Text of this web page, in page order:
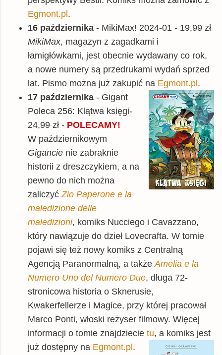
Egmont.pl.
16 października - MikiMax! 2024-01 - 19,99 zł
MikiMax, magazyn z zagadkami i
łamigłówkami, jest obecnie wydawany co rok,
a nowe numery są przedrukami wydań sprzed
lat. Pismo można już zakupić na Egmont.pl.
17 października - Gigant
Poleca 256: Klątwa księgi-
24,99 zł - POLECAMY!
W październikowym
Gigancie nie zabraknie
historii z dreszczykiem, a na
pewno do nich można
zaliczyć Zio Paperone e la
maledizione delle
maledizioni, komiks Nucciego i Cavazzano,
który nawiązuje do dzieł Lovecrafta. W tomie
pojawi się też nowy komiks z Centralną
Agencją Paranormalną, a także Amelia e la
Numero Uno del Numero Due, długa 72-
stronicowa historia o Sknerusie,
Kwakerfellerze i Magice, przy której pracował
Marco Ponti, włoski reżyser filmowy. Więcej
informacji o tomie znajdziecie tu, a komiks jest
już dostępny na Egmont.pl.